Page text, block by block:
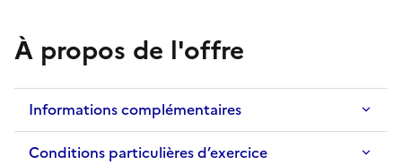
À propos de l'offre
Informations complémentaires
Conditions particulières d’exercice